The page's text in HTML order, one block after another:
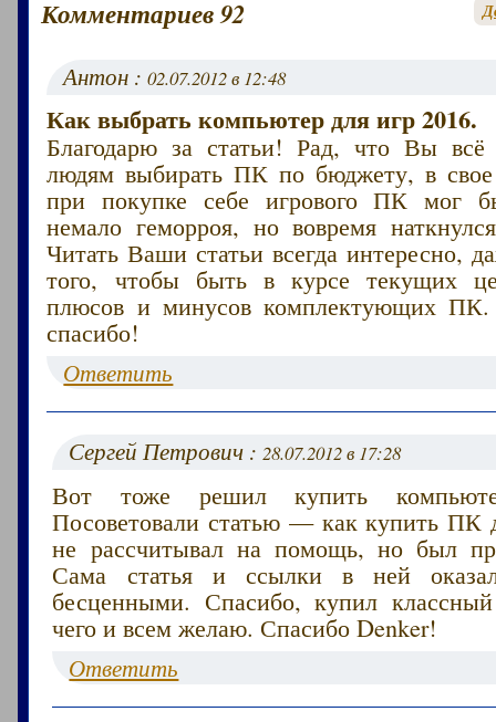
Комментариев 92
Антон :02.07.2012 в 12:48
Как выбрать компьютер для игр 2016.
Благодарю за статьи! Рад, что Вы всё
людям выбирать ПК по бюджету, в
при покупке себе игрового ПК мог
немало геморроя, но вовремя
Читать Ваши статьи всегда интересно,
того, чтобы быть в курсе текущих
плюсов и минусов комплектующих
спасибо!
Ответить
Сергей Петрович : 28.07.2012 в 17:28
Вот тоже решил купить
Посоветовали статью — как купить ПК
не рассчитывал на помощь, но был
Сама статья и ссылки в ней
бесценными. Спасибо, купил
чего и всем желаю. Спасибо Denker!
Ответить